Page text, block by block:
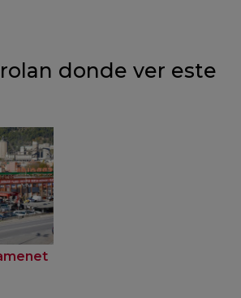
donde ver este